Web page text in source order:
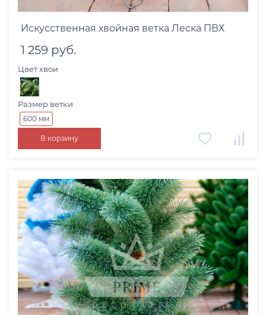
Искусственная хвойная ветка Леска ПВХ
1 259 руб.
Цвет хвои
Размер ветки
600 мм
В корзину